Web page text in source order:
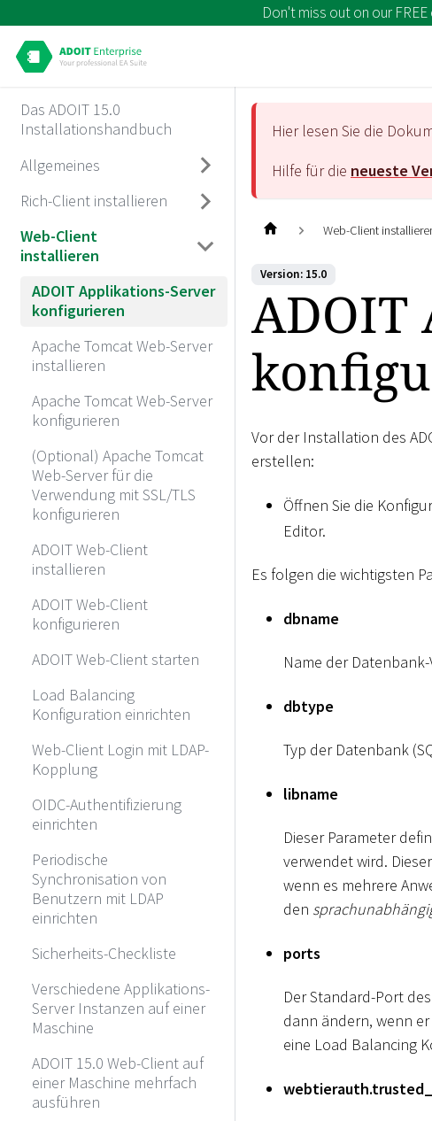
Don't miss out on our
Das ADOIT 15.0
Installationshandbuch
Allgemeines
Rich-Client installieren
Web-Client
installieren
ADOIT Applikations-Server
konfigurieren
Apache Tomcat Web-Server
installieren
Apache Tomcat Web-Server
konfigurieren
(Optional) Apache Tomcat
Web-Server für die
Verwendung mit SSL/TLS
konfigurieren
ADOIT Web-Client
installieren
ADOIT Web-Client
konfigurieren
ADOIT Web-Client starten
Load Balancing
Konfiguration einrichten
Web-Client Login mit LDAP-
Kopplung
OIDC-Authentifizierung
einrichten
Periodische
Synchronisation von
Benutzern mit LDAP
einrichten
Sicherheits-Checkliste
Verschiedene Applikations-
Server Instanzen auf einer
Maschine
ADOIT 15.0 Web-Client auf
einer Maschine mehrfach
ausführen
Hier lesen Sie die
Hilfe für die neueste
Web-Client
Version: 15.0
ADOIT
Vor der Installation des
erstellen:
Öffnen Sie die
Editor.
Es folgen die wichtigsten
dbname
Name der Datenbank-
dbtype
Typ der Datenbank
libname
Dieser Parameter
verwendet wird.
wenn es mehrere
den
ports
Der Standard-Port
dann ändern, wenn
eine Load Balancing